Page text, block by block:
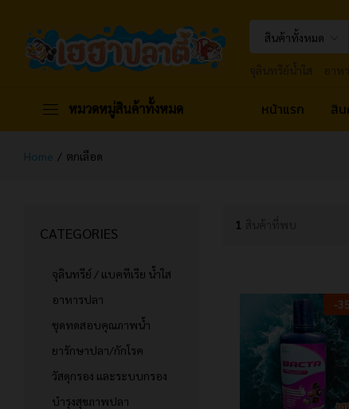
สินค้าทั้งหมด
หมวดหมู่สินค้าทั้งหมด หน้าแรก สิ
Home / ตกเลือด
1
-35
CATEGORIES
จุลินทรีย์ / แบคทีเรีย น้ำใส
อาหารปลา
ชุดทดสอบคุณภาพน้ำ
ยารักษาปลา/กักโรค
วัสดุกรอง และระบบกรอง
บำรุงสุขภาพปลา